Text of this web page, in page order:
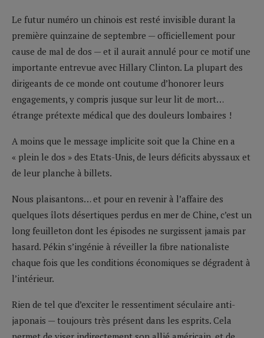
Le futur numéro un chinois est resté invisible durant la
première quinzaine de septembre — officiellement pour
cause de mal de dos — et il aurait annulé pour ce motif une
importante entrevue avec Hillary Clinton. La plupart des
dirigeants de ce monde ont coutume d’honorer leurs
engagements, y compris jusque sur leur lit de mort…
étrange prétexte médical que des douleurs lombaires !
A moins que le message implicite soit que la Chine en a
« plein le dos » des Etats-Unis, de leurs déficits abyssaux et
de leur planche à billets.
Nous plaisantons… et pour en revenir à l’affaire des
quelques îlots désertiques perdus en mer de Chine, c’est un
long feuilleton dont les épisodes ne surgissent jamais par
hasard. Pékin s’ingénie à réveiller la fibre nationaliste
chaque fois que les conditions économiques se dégradent à
l’intérieur.
Rien de tel que d’exciter le ressentiment séculaire anti-
japonais — toujours très présent dans les esprits. Cela